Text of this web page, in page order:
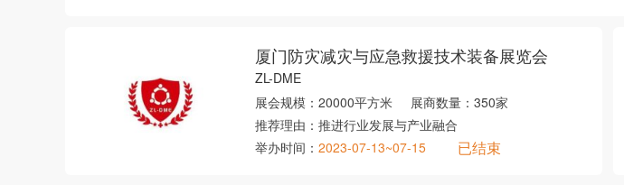
厦门防灾减灾与应急救援技术装备展览会
ZL-DME
展会规模： 20000平方米 展商数量： 350家
推荐理由： 推进行业发展与产业融合
举办时间： 2023-07-13~07-15 已结束